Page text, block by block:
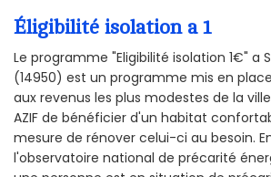
Éligibilité isolation a 1
Le programme "Eligibilité isolation 1€" a
(14950) est un programme mis en
aux revenus les plus modestes de la ville
AZIF de bénéficier d'un habitat
mesure de rénover celui-ci au besoin.
l'observatoire national de précarité